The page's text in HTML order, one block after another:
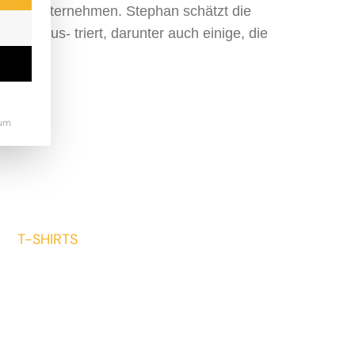
Unternehmen. Stephan schätzt die
illus- triert, darunter auch einige, die
T-SHIRTS